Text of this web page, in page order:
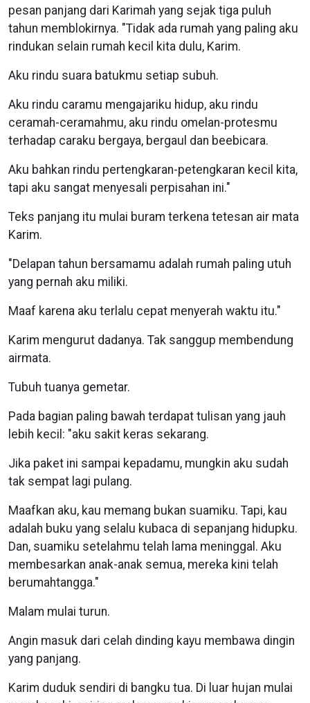
pesan panjang dari Karimah yang sejak tiga puluh
tahun memblokirnya. "Tidak ada rumah yang paling aku
rindukan selain rumah kecil kita dulu, Karim.
Aku rindu suara batukmu setiap subuh.
Aku rindu caramu mengajariku hidup, aku rindu
ceramah-ceramahmu, aku rindu omelan-protesmu
terhadap caraku bergaya, bergaul dan beebicara.
Aku bahkan rindu pertengkaran-petengkaran kecil kita,
tapi aku sangat menyesali perpisahan ini."
Teks panjang itu mulai buram terkena tetesan air mata
Karim.
"Delapan tahun bersamamu adalah rumah paling utuh
yang pernah aku miliki.
Maaf karena aku terlalu cepat menyerah waktu itu."
Karim mengurut dadanya. Tak sanggup membendung
airmata.
Tubuh tuanya gemetar.
Pada bagian paling bawah terdapat tulisan yang jauh
lebih kecil: "aku sakit keras sekarang.
Jika paket ini sampai kepadamu, mungkin aku sudah
tak sempat lagi pulang.
Maafkan aku, kau memang bukan suamiku. Tapi, kau
adalah buku yang selalu kubaca di sepanjang hidupku.
Dan, suamiku setelahmu telah lama meninggal. Aku
membesarkan anak-anak semua, mereka kini telah
berumahtangga."
Malam mulai turun.
Angin masuk dari celah dinding kayu membawa dingin
yang panjang.
Karim duduk sendiri di bangku tua. Di luar hujan mulai